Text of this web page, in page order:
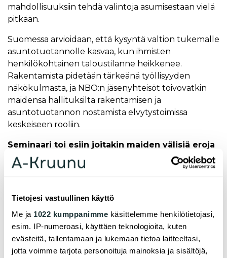
Tietojesi vastuullinen käyttö
Me ja 1022 kumppanimme käsittelemme henkilötietojasi,
esim. IP-numeroasi, käyttäen teknologioita, kuten
evästeitä, tallentamaan ja lukemaan tietoa laitteeltasi,
jotta voimme tarjota personoituja mainoksia ja sisältöjä,
mahdollisuuksiin tehdä valintoja asumisestaan vielä
pitkään.
Suomessa arvioidaan, että kysyntä valtion tukemalle
asuntotuotannolle kasvaa, kun ihmisten
henkilökohtainen taloustilanne heikkenee.
Rakentamista pidetään tärkeänä työllisyyden
näkökulmasta, ja NBO:n jäsenyhteisöt toivovatkin
maidensa hallituksilta rakentamisen ja
asuntotuotannon nostamista elvytystoimissa
keskeiseen rooliin.
Seminaari toi esiin joitakin maiden välisiä eroja
asuntopolitiikassa ja kohtuuhintaisen asumisen
painoarvossa. Esimerkiksi Ruotsissa haaveillaan
suunnitelmasta, eivätkä toiveet asian edistymisestä
olleet toukokuun seminaarissa korkealla. Ruotsissa
poikkeukselliset ajat eivät ole siis edesauttaneet
yhteisen poliittisen tahdon löytymistä.
Suomessa asuntopolitiikan kahdeksan vuoden